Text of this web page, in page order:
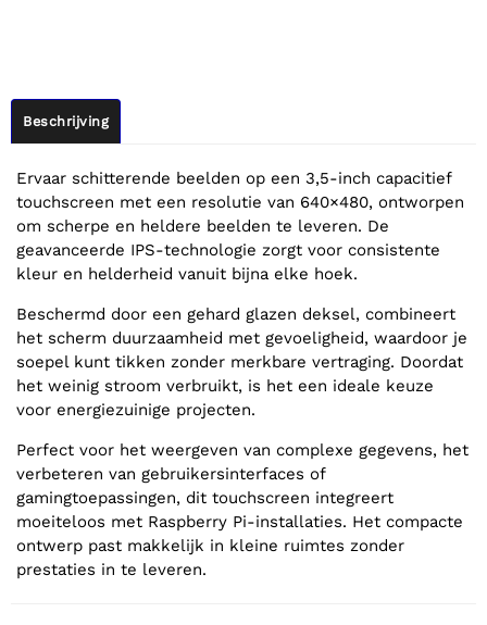
Beschrijving
Ervaar schitterende beelden op een 3,5-inch capacitief
touchscreen met een resolutie van 640×480, ontworpen
om scherpe en heldere beelden te leveren. De
geavanceerde IPS-technologie zorgt voor consistente
kleur en helderheid vanuit bijna elke hoek.
Beschermd door een gehard glazen deksel, combineert
het scherm duurzaamheid met gevoeligheid, waardoor je
soepel kunt tikken zonder merkbare vertraging. Doordat
het weinig stroom verbruikt, is het een ideale keuze
voor energiezuinige projecten.
Perfect voor het weergeven van complexe gegevens, het
verbeteren van gebruikersinterfaces of
gamingtoepassingen, dit touchscreen integreert
moeiteloos met Raspberry Pi-installaties. Het compacte
ontwerp past makkelijk in kleine ruimtes zonder
prestaties in te leveren.